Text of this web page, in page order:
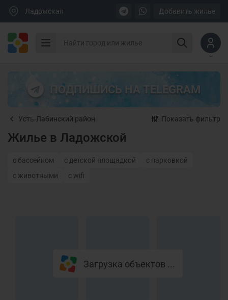
Ладожская Добавить жилье
ПОДПИШИСЬ НА TELEGRAM
Усть-Лабинский район Показать фильтр
Жилье в Ладожской
с бассейном с детской площадкой
с парковкой
с животными
с wifi
Загрузка объектов ...